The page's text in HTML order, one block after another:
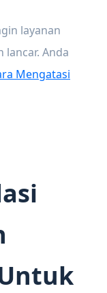
layanan
Anda
Mengatasi